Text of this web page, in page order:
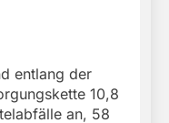
entlang der
10,8
an, 58